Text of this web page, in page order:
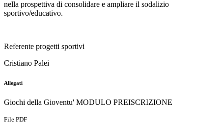
nella prospettiva di consolidare e ampliare il sodalizio
sportivo/educativo.
Referente progetti sportivi
Cristiano Palei
Allegati
Giochi della Gioventu' MODULO PREISCRIZIONE
File PDF